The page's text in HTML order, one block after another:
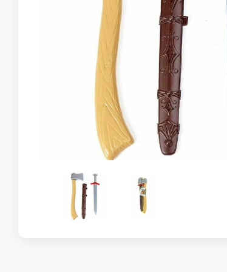
Конструктор для девочек
Пазлы. 12-36 элементов
Пазлы. Пазл-рамка.
Пазлы. 50-90 элементов
Детская мебель
Мольберты